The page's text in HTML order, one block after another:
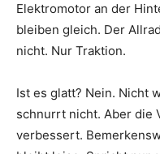
Elektromotor an der
bleiben gleich. Der
nicht. Nur Traktion.
Ist es glatt? Nein. Nicht
schnurrt nicht. Aber die
verbessert.